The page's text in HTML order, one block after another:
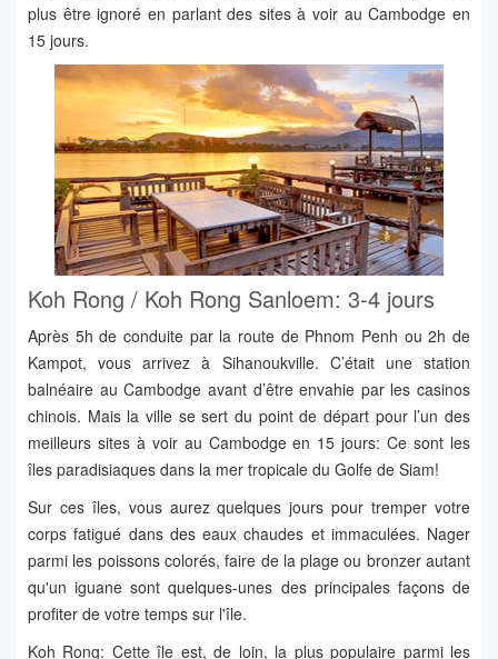
plus être ignoré en parlant des sites à voir au Cambodge en
15 jours.
Koh Rong / Koh Rong Sanloem: 3-4 jours
Après 5h de conduite par la route de Phnom Penh ou 2h de
Kampot, vous arrivez à Sihanoukville. C’était une station
balnéaire au Cambodge avant d’être envahie par les casinos
chinois. Mais la ville se sert du point de départ pour l’un des
meilleurs sites à voir au Cambodge en 15 jours: Ce sont les
îles paradisiaques dans la mer tropicale du Golfe de Siam!
Sur ces îles, vous aurez quelques jours pour tremper votre
corps fatigué dans des eaux chaudes et immaculées. Nager
parmi les poissons colorés, faire de la plage ou bronzer autant
qu'un iguane sont quelques-unes des principales façons de
profiter de votre temps sur l'île.
Koh Rong: Cette île est, de loin, la plus populaire parmi les